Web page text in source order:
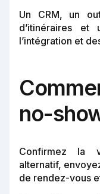
Un CRM, un
d’itinéraires et
l’intégration et
no-
Confirmez la
alternatif,
de rendez-vous